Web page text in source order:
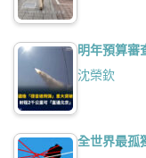
明年預算審
沈榮欽
全世界最孤